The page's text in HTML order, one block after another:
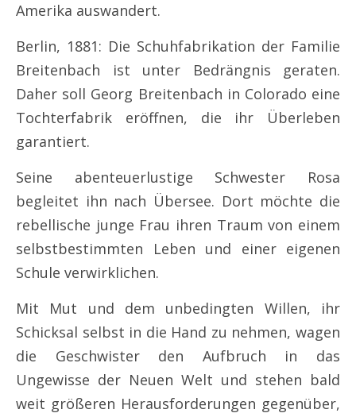
Amerika auswandert.
Berlin, 1881: Die Schuhfabrikation der Familie
Breitenbach ist unter Bedrängnis geraten.
Daher soll Georg Breitenbach in Colorado eine
Tochterfabrik eröffnen, die ihr Überleben
garantiert.
Seine abenteuerlustige Schwester Rosa
begleitet ihn nach Übersee. Dort möchte die
rebellische junge Frau ihren Traum von einem
selbstbestimmten Leben und einer eigenen
Schule verwirklichen.
Mit Mut und dem unbedingten Willen, ihr
Schicksal selbst in die Hand zu nehmen, wagen
die Geschwister den Aufbruch in das
Ungewisse der Neuen Welt und stehen bald
weit größeren Herausforderungen gegenüber,